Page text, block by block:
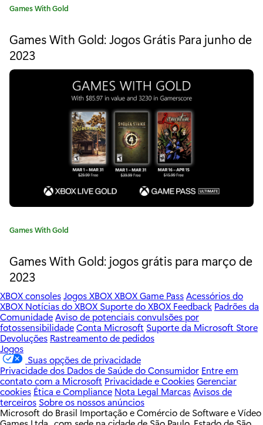
o
g
o
s
g
r
á
t
i
a
a
a
r
i
l
C
e
g
o
Games With Gold
Games With Gold: Jogos Grátis Para junho de
2023
C
e
g
o
r
i
a
:
Games With Gold
Games With Gold: jogos grátis para março de
2023
XBOX consolesJogos XBOXXBOX Game PassAcessórios do
XBOX Notícias do XBOX Suporte do XBOX Feedback Padrões da
ComunidadeAviso de potenciais convulsões por
fotossensibilidadeConta Microsoft Suporte da Microsoft Store
Devoluções Rastreamento de pedidos
Jogos
Suas opções de privacidade
Privacidade dos Dados de Saúde do Consumidor Entre em
contato com a Microsoft Privacidade e CookiesGerenciar
cookies Ética e Compliance Nota Legal MarcasAvisos de
terceiros Sobre os nossos anúncios
Microsoft do Brasil Importação e Comércio de Software e Vídeo